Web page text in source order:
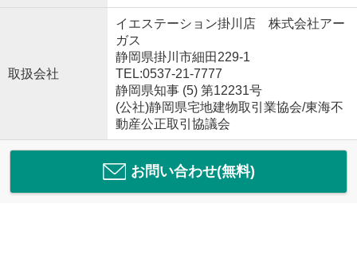
取扱会社
イエステーション掛川店 株式会社アー
ガス
静岡県掛川市細田229-1
TEL:0537-21-7777
静岡県知事 (5) 第12231号
(公社)静岡県宅地建物取引業協会/東海不
動産公正取引協議会
お問い合わせ(無料)